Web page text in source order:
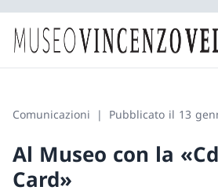
Comunicazioni Pubblicato il 13
Al Museo con la
Card»